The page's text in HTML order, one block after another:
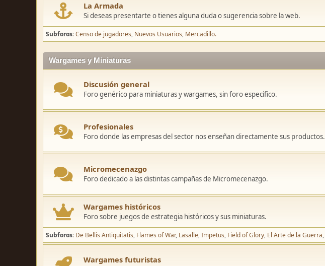
La Armada
Si deseas presentarte o tienes alguna duda o sugerencia sobre la web.
Subforos Censo de jugadores Nuevos Usuarios Mercadillo.
Wargames y Miniaturas
Discusión general
Foro genérico para miniaturas y wargames, sin foro especifico.
Profesionales
Foro donde las empresas del sector nos enseñan directamente sus productos.
Micromecenazgo
Foro dedicado a las distintas campañas de Micromecenazgo.
Wargames históricos
Foro sobre juegos de estrategia históricos y sus miniaturas.
Subforos De Bellis Antiquitatis Flames of War Lasalle Impetus Field of Glory El Arte de la Guerra
Wargames futuristas